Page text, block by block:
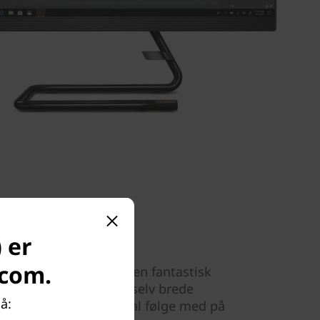
kanter og giver en fantastisk
til at blive set fra selv brede
perfekt, når flere skal følge med på
er